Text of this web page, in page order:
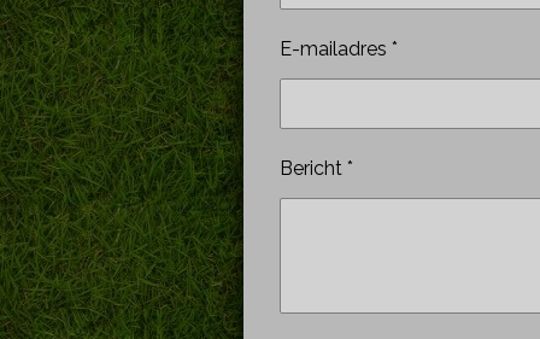
E-mailadres *
Bericht *